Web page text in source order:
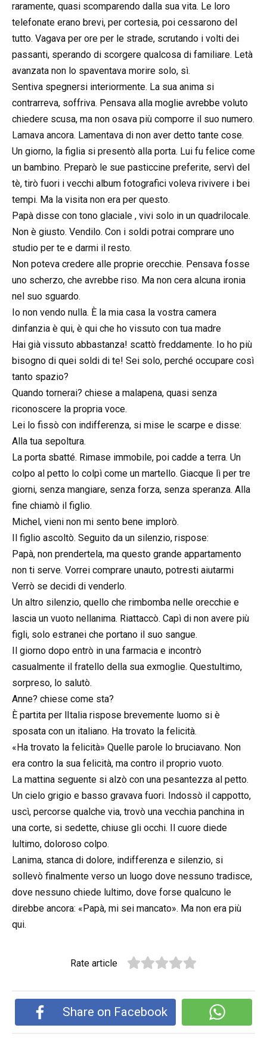
raramente, quasi scomparendo dalla sua vita. Le loro
telefonate erano brevi, per cortesia, poi cessarono del
tutto. Vagava per ore per le strade, scrutando i volti dei
passanti, sperando di scorgere qualcosa di familiare. Letà
avanzata non lo spaventava morire solo, sì.
Sentiva spegnersi interiormente. La sua anima si
contrarreva, soffriva. Pensava alla moglie avrebbe voluto
chiedere scusa, ma non osava più comporre il suo numero.
Lamava ancora. Lamentava di non aver detto tante cose.
Un giorno, la figlia si presentò alla porta. Lui fu felice come
un bambino. Preparò le sue pasticcine preferite, servì del
tè, tirò fuori i vecchi album fotografici voleva rivivere i bei
tempi. Ma la visita non era per questo.
Papà disse con tono glaciale , vivi solo in un quadrilocale.
Non è giusto. Vendilo. Con i soldi potrai comprare uno
studio per te e darmi il resto.
Non poteva credere alle proprie orecchie. Pensava fosse
uno scherzo, che avrebbe riso. Ma non cera alcuna ironia
nel suo sguardo.
Io non vendo nulla. È la mia casa la vostra camera
dinfanzia è qui, è qui che ho vissuto con tua madre
Hai già vissuto abbastanza! scattò freddamente. Io ho più
bisogno di quei soldi di te! Sei solo, perché occupare così
tanto spazio?
Quando tornerai? chiese a malapena, quasi senza
riconoscere la propria voce.
Lei lo fissò con indifferenza, si mise le scarpe e disse:
Alla tua sepoltura.
La porta sbatté. Rimase immobile, poi cadde a terra. Un
colpo al petto lo colpì come un martello. Giacque lì per tre
giorni, senza mangiare, senza forza, senza speranza. Alla
fine chiamò il figlio.
Michel, vieni non mi sento bene implorò.
Il figlio ascoltò. Seguito da un silenzio, rispose:
Papà, non prendertela, ma questo grande appartamento
non ti serve. Vorrei comprare unauto, potresti aiutarmi
Verrò se decidi di venderlo.
Un altro silenzio, quello che rimbomba nelle orecchie e
lascia un vuoto nellanima. Riattaccò. Capì di non avere più
figli, solo estranei che portano il suo sangue.
Il giorno dopo entrò in una farmacia e incontrò
casualmente il fratello della sua exmoglie. Questultimo,
sorpreso, lo salutò.
Anne? chiese come sta?
È partita per lItalia rispose brevemente luomo si è
sposata con un italiano. Ha trovato la felicità.
«Ha trovato la felicità» Quelle parole lo bruciavano. Non
era contro la sua felicità, ma contro il proprio vuoto.
La mattina seguente si alzò con una pesantezza al petto.
Un cielo grigio e basso gravava fuori. Indossò il cappotto,
uscì, percorse qualche via, trovò una vecchia panchina in
una corte, si sedette, chiuse gli occhi. Il cuore diede
lultimo, doloroso colpo.
Lanima, stanca di dolore, indifferenza e silenzio, si
sollevò finalmente verso un luogo dove nessuno tradisce,
dove nessuno chiede lultimo, dove forse qualcuno le
direbbe ancora: «Papà, mi sei mancato». Ma non era più
qui.
Rate article
Share on Facebook